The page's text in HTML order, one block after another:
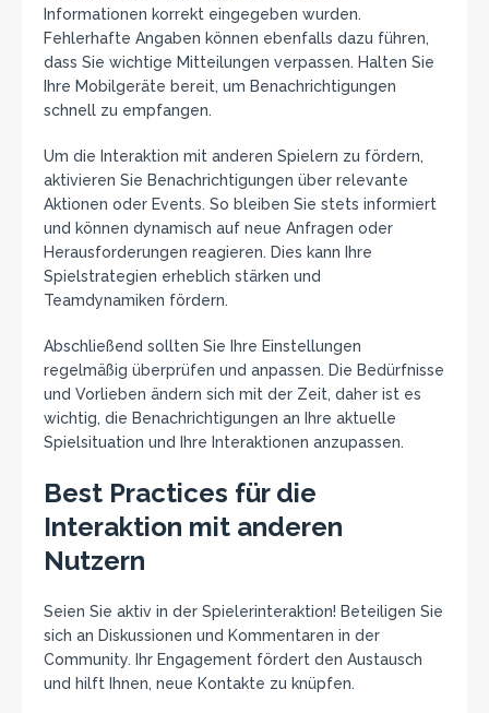
Informationen korrekt eingegeben wurden.
Fehlerhafte Angaben können ebenfalls dazu führen,
dass Sie wichtige Mitteilungen verpassen. Halten Sie
Ihre Mobilgeräte bereit, um Benachrichtigungen
schnell zu empfangen.
Um die Interaktion mit anderen Spielern zu fördern,
aktivieren Sie Benachrichtigungen über relevante
Aktionen oder Events. So bleiben Sie stets informiert
und können dynamisch auf neue Anfragen oder
Herausforderungen reagieren. Dies kann Ihre
Spielstrategien erheblich stärken und
Teamdynamiken fördern.
Abschließend sollten Sie Ihre Einstellungen
regelmäßig überprüfen und anpassen. Die Bedürfnisse
und Vorlieben ändern sich mit der Zeit, daher ist es
wichtig, die Benachrichtigungen an Ihre aktuelle
Spielsituation und Ihre Interaktionen anzupassen.
Best Practices für die
Interaktion mit anderen
Nutzern
Seien Sie aktiv in der Spielerinteraktion! Beteiligen Sie
sich an Diskussionen und Kommentaren in der
Community. Ihr Engagement fördert den Austausch
und hilft Ihnen, neue Kontakte zu knüpfen.